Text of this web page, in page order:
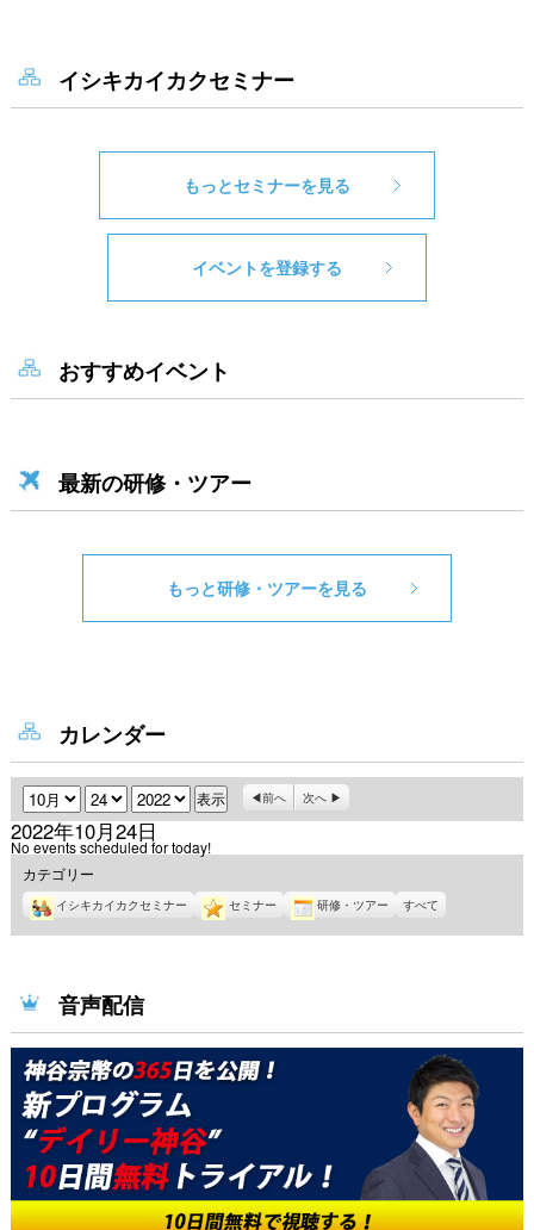
イシキカイカクセミナー
もっとセミナーを見る
イベントを登録する
おすすめイベント
最新の研修・ツアー
もっと研修・ツアーを見る
カレンダー
月 日 年 前へ 次へ
2022年10月24日
No events scheduled for today!
カテゴリー
イシキカイカクセミナー セミナー 研修・ツアー すべて
音声配信